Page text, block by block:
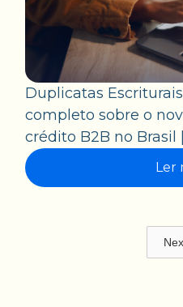
Duplicatas
completo sobre o
crédito B2B no Brasil
Ler